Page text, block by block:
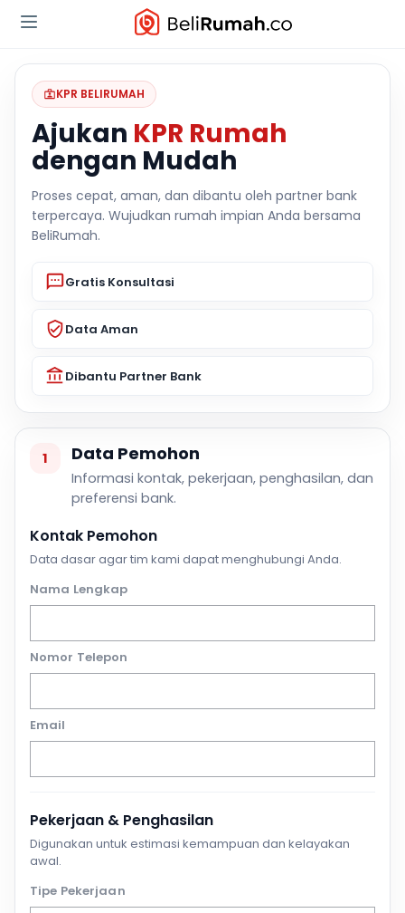
KPR BELIRUMAH
Ajukan KPR Rumah
dengan Mudah
Proses cepat, aman, dan dibantu oleh partner bank
terpercaya. Wujudkan rumah impian Anda bersama
BeliRumah.
Gratis Konsultasi
Data Aman
Dibantu Partner Bank
1 Data Pemohon
Informasi kontak, pekerjaan, penghasilan, dan
preferensi bank.
Kontak Pemohon
Data dasar agar tim kami dapat menghubungi Anda.
Nama Lengkap
Nomor Telepon
Email
Pekerjaan & Penghasilan
Digunakan untuk estimasi kemampuan dan kelayakan
awal.
Tipe Pekerjaan